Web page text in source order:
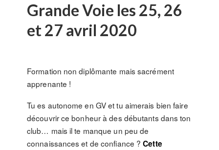
Grande Voie les 25, 26
et 27 avril 2020
Formation non diplômante mais sacrément
apprenante !
Tu es autonome en GV et tu aimerais bien faire
découvrir ce bonheur à des débutants dans ton
club… mais il te manque un peu de
connaissances et de confiance ?Cette